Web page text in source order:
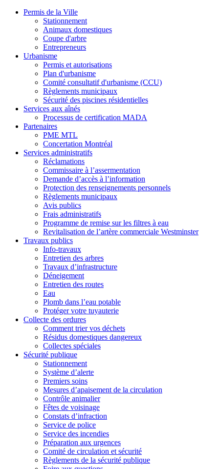
Permis de la Ville
Stationnement
Animaux domestiques
Coupe d'arbre
Entrepreneurs
Urbanisme
Permis et autorisations
Plan d'urbanisme
Comité consultatif d'urbanisme (CCU)
Règlements municipaux
Sécurité des piscines résidentielles
Services aux aînés
Processus de certification MADA
Partenaires
PME MTL
Concertation Montréal
Services administratifs
Réclamations
Commissaire à l’assermentation
Demande d’accès à l’information
Protection des renseignements personnels
Règlements municipaux
Avis publics
Frais administratifs
Programme de remise sur les filtres à eau
Revitalisation de l’artère commerciale Westminster
Travaux publics
Info-travaux
Entretien des arbres
Travaux d’infrastructure
Déneigement
Entretien des routes
Eau
Plomb dans l’eau potable
Protéger votre tuyauterie
Collecte des ordures
Comment trier vos déchets
Résidus domestiques dangereux
Collectes spéciales
Sécurité publique
Stationnement
Système d’alerte
Premiers soins
Mesures d’apaisement de la circulation
Contrôle animalier
Fêtes de voisinage
Constats d’infraction
Service de police
Service des incendies
Préparation aux urgences
Comité de circulation et sécurité
Règlements de la sécurité publique